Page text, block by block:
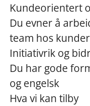
Kundeorientert
Du evner å
team hos kunder
Initiativrik og
Du har gode
og engelsk
Hva vi kan tilby